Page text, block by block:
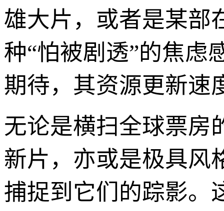
雄大片，或者是某部
种“怕被剧透”的焦虑
期待，其资源更新速
无论是横扫全球票房
新片，亦或是极具风
捕捉到它们的踪影。